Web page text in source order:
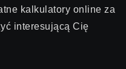
kalkulatory online za
interesującą Cię